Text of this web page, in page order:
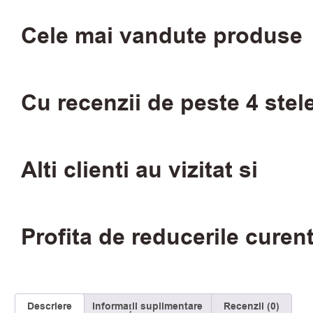
Cele mai vandute produse
Cu recenzii de peste 4
Alti clienti au vizitat si
Profita de reducerile
Descriere Informații suplimentare Recenzii (0)